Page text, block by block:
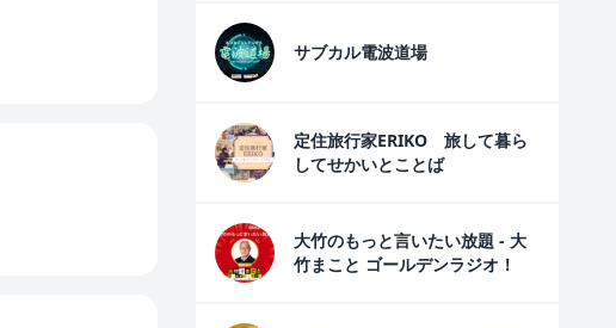
サブカル電波道場
定住旅行家ERIKO 旅して暮ら
してせかいとことば
大竹のもっと言いたい放題 - 大
竹まこと ゴールデンラジオ！